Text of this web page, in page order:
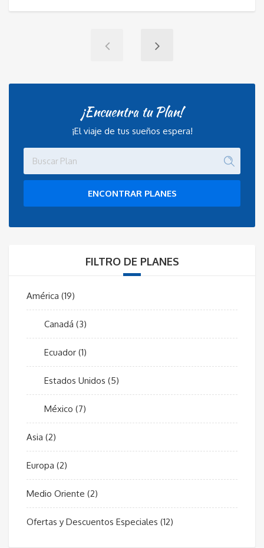
¡Encuentra tu Plan!
¡El viaje de tus sueños espera!
ENCONTRAR PLANES
FILTRO DE PLANES
América (19)
Canadá (3)
Ecuador (1)
Estados Unidos (5)
México (7)
Asia (2)
Europa (2)
Medio Oriente (2)
Ofertas y Descuentos Especiales (12)